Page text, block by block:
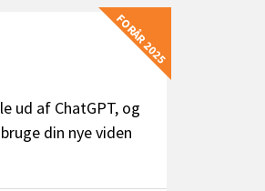
FORÅR 2025
ud af ChatGPT, og
din nye viden